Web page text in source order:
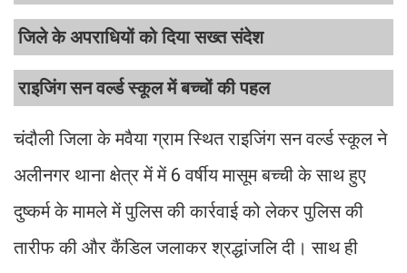
जिले के अपराधियों को दिया सख्त संदेश
राइजिंग सन वर्ल्ड स्कूल में बच्चों की पहल
चंदौली जिला के मवैया ग्राम स्थित राइजिंग सन वर्ल्ड स्कूल ने
अलीनगर थाना क्षेत्र में में 6 वर्षीय मासूम बच्ची के साथ हुए
दुष्कर्म के मामले में पुलिस की कार्रवाई को लेकर पुलिस की
तारीफ की और कैंडिल जलाकर श्रद्धांजलि दी। साथ ही